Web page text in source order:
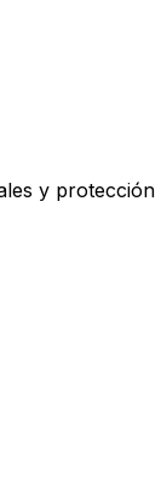
y protección